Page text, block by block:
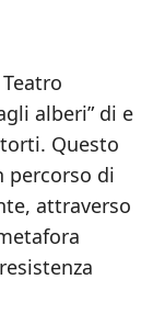
alberi” di e
Questo
percorso di
attraverso